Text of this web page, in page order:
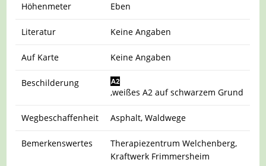
Höhenmeter Eben
Literatur Keine Angaben
Auf Karte Keine Angaben
Beschilderung
,weißes A2 auf schwarzem Grund
Wegbeschaffenheit Asphalt, Waldwege
Bemerkenswertes
Therapiezentrum Welchenberg,
Kraftwerk Frimmersheim